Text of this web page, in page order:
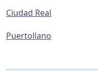
Ciudad Real
Puertollano